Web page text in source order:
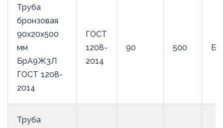
Труба
бронзовая
90х20х500
мм
БрА9Ж3Л
ГОСТ 1208-
2014
ГОСТ
1208-
2014
90 500
Труба